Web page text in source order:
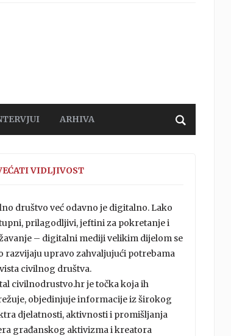
ARHIVA
VIDLJIVOST
društvo već odavno je digitalno. Lako
prilagodljivi, jeftini za pokretanje i
– digitalni mediji velikim dijelom se
razvijaju upravo zahvaljujući potrebama
civilnog društva.
civilnodrustvo.hr je točka koja ih
objedinjuje informacije iz širokog
djelatnosti, aktivnosti i promišljanja
građanskog aktivizma i kreatora